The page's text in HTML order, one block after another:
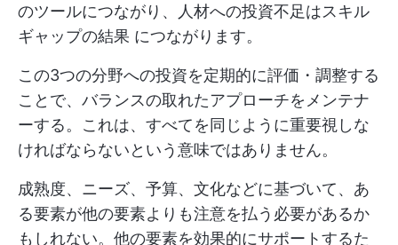
のツールにつながり、人材への投資不足はスキル
ギャップの結果 につながります。
この3つの分野への投資を定期的に評価・調整する
ことで、バランスの取れたアプローチをメンテナ
ーする。これは、すべてを同じように重要視しな
ければならないという意味ではありません。
成熟度、ニーズ、予算、文化などに基づいて、あ
る要素が他の要素よりも注意を払う必要があるか
もしれない。他の要素を効果的にサポートするた